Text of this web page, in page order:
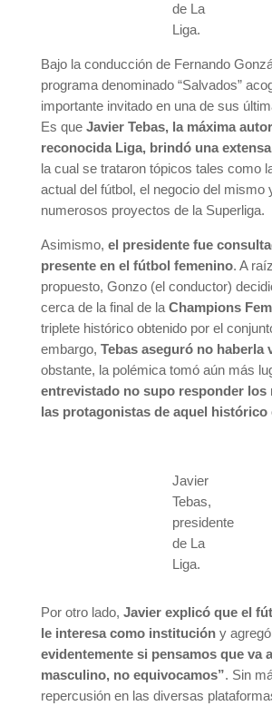
de La
Liga.
Bajo la conducción de Fernando
programa denominado “Salvados”
importante invitado en una de sus
Es que Javier Tebas, la máxima
reconocida Liga, brindó una
la cual se trataron tópicos tales como
actual del fútbol, el negocio del mismo
numerosos proyectos de la Superliga.
Asimismo, el presidente fue
presente en el fútbol femenino. A
propuesto, Gonzo (el conductor)
cerca de la final de la Champions
triplete histórico obtenido por el
embargo, Tebas aseguró no haberla
obstante, la polémica tomó aún más
entrevistado no supo responder los
las protagonistas de aquel histórico
Javier
Tebas,
presidente
de La
Liga.
Por otro lado, Javier explicó que el
le interesa como institucióny
evidentemente si pensamos que va
masculino, no equivocamos”. Sin
repercusión en las diversas